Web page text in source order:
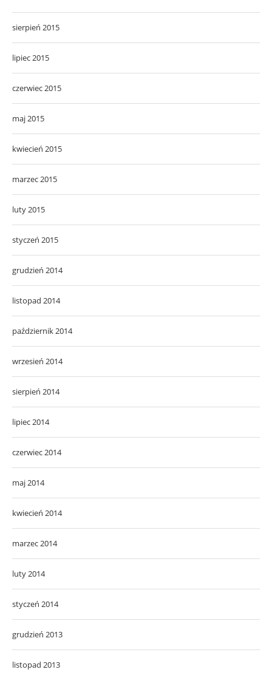
sierpień 2015
lipiec 2015
czerwiec 2015
maj 2015
kwiecień 2015
marzec 2015
luty 2015
styczeń 2015
grudzień 2014
listopad 2014
październik 2014
wrzesień 2014
sierpień 2014
lipiec 2014
czerwiec 2014
maj 2014
kwiecień 2014
marzec 2014
luty 2014
styczeń 2014
grudzień 2013
listopad 2013